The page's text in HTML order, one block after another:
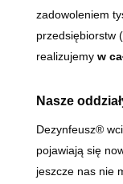
zadowoleniem
przedsiębiorstw
realizujemy w
Nasze
Dezynfeusz®
pojawiają się
jeszcze nas nie